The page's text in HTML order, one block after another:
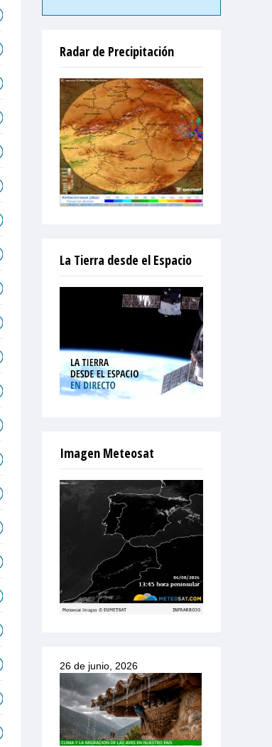
Radar de Precipitación
La Tierra desde el Espacio
Imagen Meteosat
26 de junio, 2026